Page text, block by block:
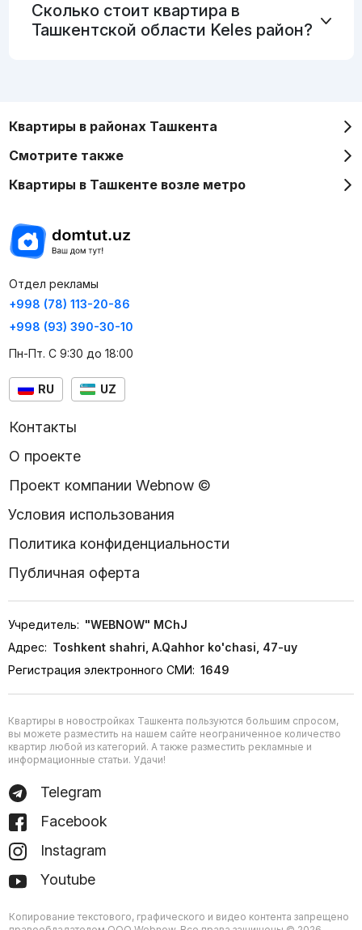
Сколько стоит квартира в
Ташкентской области Keles район?
Квартиры в районах Ташкента
Смотрите также
Квартиры в Ташкенте возле метро
Отдел рекламы
+998 (78) 113-20-86
+998 (93) 390-30-10
Пн-Пт. С 9:30 до 18:00
RU UZ
Контакты
О проекте
Проект компании Webnow ©
Условия использования
Политика конфиденциальности
Публичная оферта
Учредитель: "WEBNOW" MChJ
Адрес: Toshkent shahri, A.Qahhor ko'chasi, 47-uy
Регистрация электронного СМИ: 1649
Квартиры в новостройках Ташкента пользуются большим спросом,
вы можете разместить на нашем сайте неограниченное количество
квартир любой из категорий. А также разместить рекламные и
информационные статьи. Удачи!
Telegram
Facebook
Instagram
Youtube
Копирование текстового, графического и видео контента запрещено